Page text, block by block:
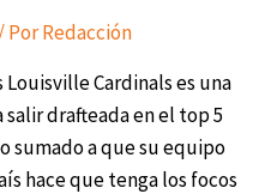
/ PorRedacción
Cardinals es una
drafteada en el top 5
sumado a que su equipo
hace que tenga los focos